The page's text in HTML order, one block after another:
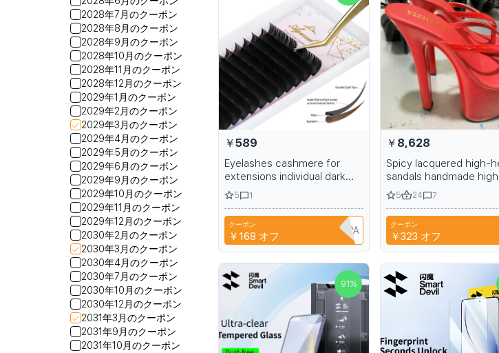
2028年7月のクーポン
2028年8月のクーポン
2028年9月のクーポン
2028年10月のクーポン
2028年11月のクーポン
2028年12月のクーポン
2029年1月のクーポン
2029年2月のクーポン
2029年3月のクーポン
2029年4月のクーポン
2029年5月のクーポン
2029年6月のクーポン
2029年9月のクーポン
2029年10月のクーポン
2029年11月のクーポン
2029年12月のクーポン
2030年2月のクーポン
2030年3月のクーポン
2030年4月のクーポン
2030年7月のクーポン
2030年10月のクーポン
2030年12月のクーポン
2031年3月のクーポン
2031年9月のクーポン
2031年10月のクーポン
￥589
Eyelashes cashmere for
extensions individual dark
black
5 1
クーポン
￥168 オフ A6R1B6EH1PPA
￥8,628
Spicy lacquered high-
sandals handmade
heeled sandals 7 inches
17-20cm
5 24 7
クーポン
￥323 オフ
91 %